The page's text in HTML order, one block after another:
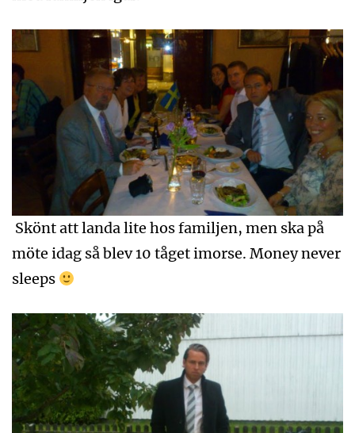
Skönt att landa lite hos familjen, men ska på
möte idag så blev 10 tåget imorse. Money never
sleeps